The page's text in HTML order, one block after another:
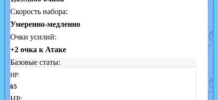
Скорость набора:
Умеренно-медленно
Очки усилий:
+2 очка к Атаке
Базовые статы:
HP:
65